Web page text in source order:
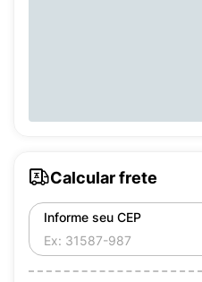
Calcular frete
Informe seu CEP